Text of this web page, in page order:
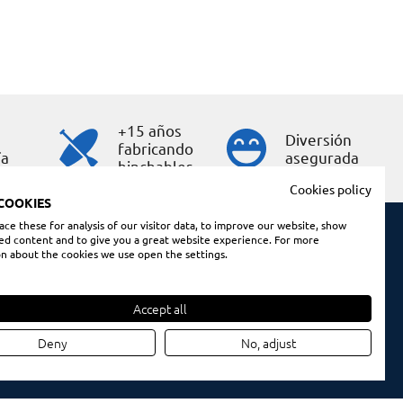
+15 años
fabricando
hinchables
Diversión
asegurada
Condiciones de compra
Política de privacidad
Protección datos RRSS
Cookies policy
these for analysis of our visitor data, to improve our website, show
content and to give you a great website experience. For more
about the cookies we use open the settings.
Accept all
Deny
No, adjust